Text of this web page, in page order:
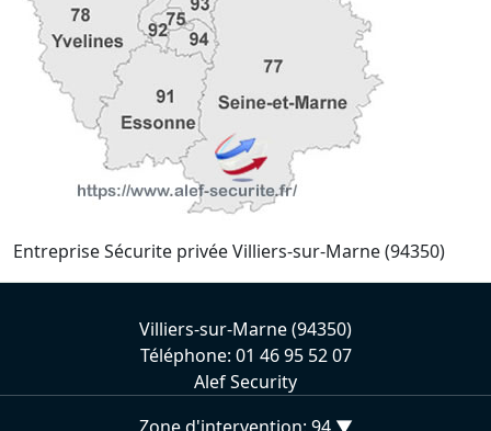
Entreprise Sécurite privée Villiers-sur-Marne (94350)
Villiers-sur-Marne (94350)
Téléphone: 01 46 95 52 07
Alef Security